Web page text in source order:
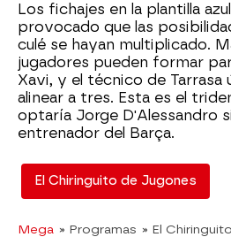
Los fichajes en la plantilla
provocado que las
culé se hayan multiplicado.
jugadores pueden formar
Xavi, y el técnico de Tarrasa
alinear a tres. Esta es el
optaría Jorge D'Alessandro
entrenador del Barça.
El Chiringuito de Jugones
Mega » Programas » El